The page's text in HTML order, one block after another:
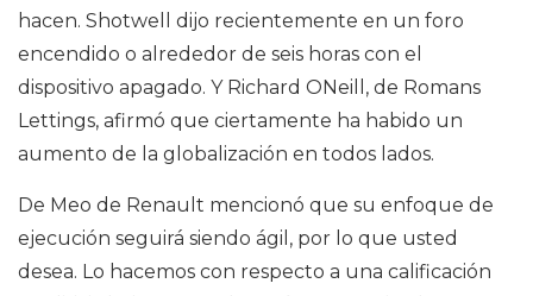
hacen. Shotwell dijo recientemente en un foro
encendido o alrededor de seis horas con el
dispositivo apagado. Y Richard ONeill, de Romans
Lettings, afirmó que ciertamente ha habido un
aumento de la globalización en todos lados.
De Meo de Renault mencionó que su enfoque de
ejecución seguirá siendo ágil, por lo que usted
desea. Lo hacemos con respecto a una calificación